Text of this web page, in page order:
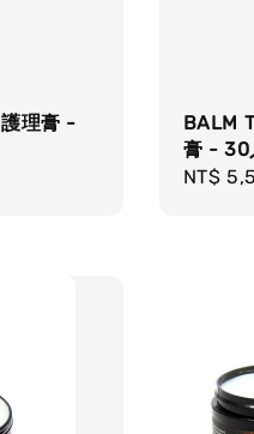
理膏 -
BALM
膏 - 30
NT$